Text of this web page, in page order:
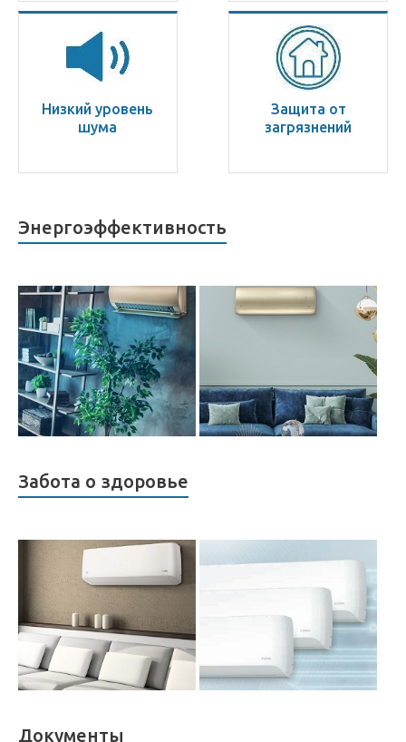
Низкий уровень
шума
Защита от
загрязнений
Энергоэффективность
Забота о здоровье
Документы